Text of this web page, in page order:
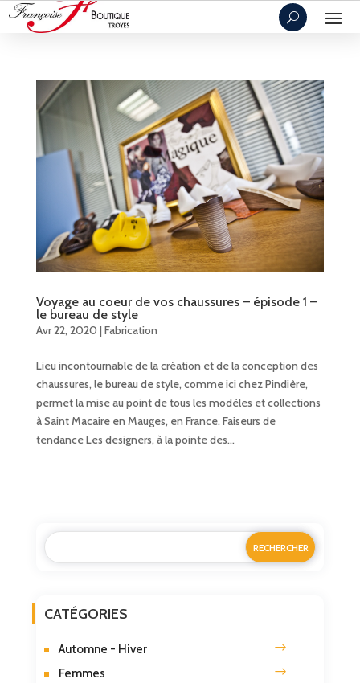
Voyage au coeur de vos chaussures – épisode 1 –
le bureau de style
Avr 22, 2020 |Fabrication
Lieu incontournable de la création et de la conception des
chaussures, le bureau de style, comme ici chez Pindière,
permet la mise au point de tous les modèles et collections
à Saint Macaire en Mauges, en France. Faiseurs de
tendance Les designers, à la pointe des...
CATÉGORIES
Automne - Hiver
Femmes